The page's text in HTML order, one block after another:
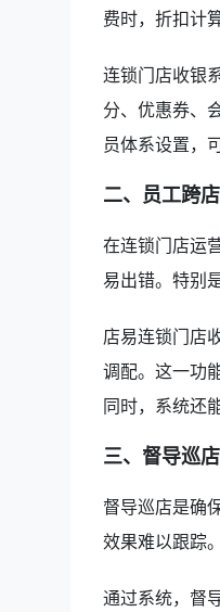
费时，折扣计
连锁门店收银
分、优惠券、
员体系设置，
二、员工跨
在连锁门店运
易出错。特别
店易连锁门店
调配。这一功
同时，系统还
三、督导巡
督导巡店是确
效果难以跟踪
通过系统，督